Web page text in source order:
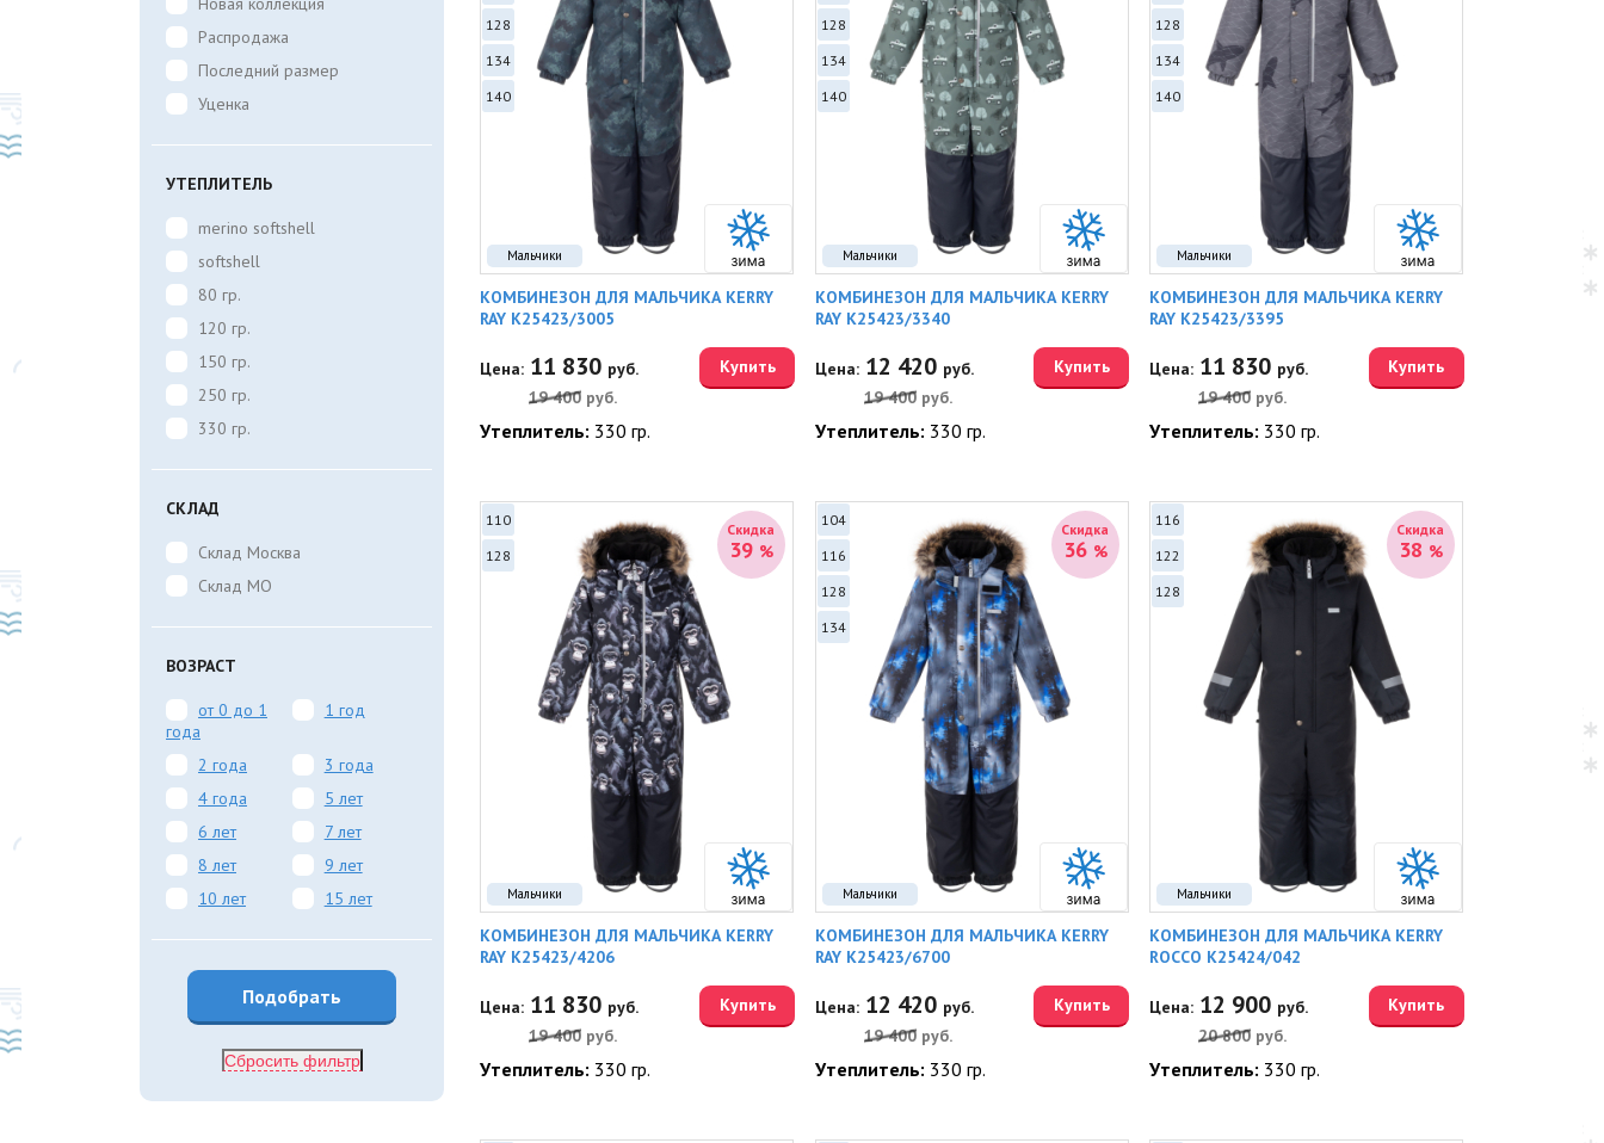
Распродажа
Последний размер
Уценка
УТЕПЛИТЕЛЬ
merino softshell
softshell
80 гр.
120 гр.
150 гр.
250 гр.
330 гр.
СКЛАД
Склад Москва
Склад МО
ВОЗРАСТ
от 0 до 1
года
1 год
2 года
3 года
4 года
5 лет
6 лет
7 лет
8 лет
9 лет
10 лет
15 лет
Сбросить фильтр
Мальчики
128
134
140
КОМБИНЕЗОН ДЛЯ МАЛЬЧИКА KERRY
RAY K25423/3005
Цена: 11 830 руб.
19 400 руб.
Купить
Утеплитель: 330 гр.
Мальчики
128
134
140
КОМБИНЕЗОН ДЛЯ МАЛЬЧИКА KERRY
RAY K25423/3340
Цена:12 420 руб.
19 400 руб.
Купить
Утеплитель: 330 гр.
Мальчики
128
134
140
КОМБИНЕЗОН ДЛЯ МАЛЬЧИКА KERRY
RAY K25423/3395
Цена: 11 830 руб.
19 400 руб.
Купить
Утеплитель: 330 гр.
Мальчики
Скидка
39 %
110
128
КОМБИНЕЗОН ДЛЯ МАЛЬЧИКА KERRY
RAY K25423/4206
Цена: 11 830 руб.
19 400 руб.
Купить
Утеплитель: 330 гр.
Мальчики
Скидка
36 %
104
116
128
134
КОМБИНЕЗОН ДЛЯ МАЛЬЧИКА KERRY
RAY K25423/6700
Цена:12 420 руб.
19 400 руб.
Купить
Утеплитель: 330 гр.
Мальчики
Скидка
38 %
116
122
128
КОМБИНЕЗОН ДЛЯ МАЛЬЧИКА KERRY
ROCCO K25424/042
Цена: 12 900 руб.
20 800 руб.
Купить
Утеплитель: 330 гр.